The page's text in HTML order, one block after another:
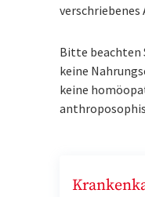
Bitte beachten
keine
keine